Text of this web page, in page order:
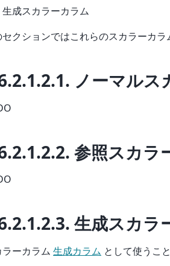
生成スカラーカラム
セクションではこれらのスカラーカラ
ノーマルス
参照スカラ
生成スカラ
ラーカラム 生成カラム として使うこ